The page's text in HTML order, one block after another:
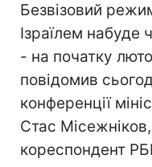
Безвізовий
Ізраїлем набуде
- на початку
повідомив
конференції
Стас
кореспондент